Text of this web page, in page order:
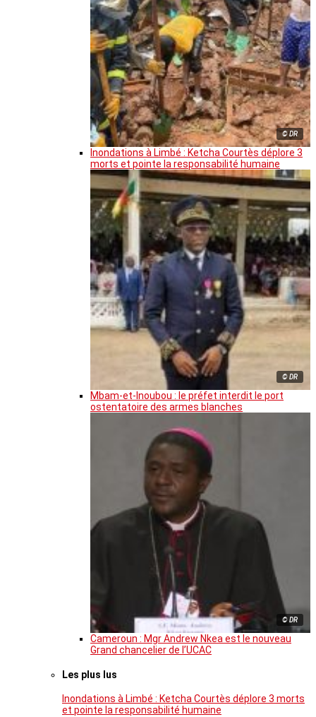
© DR
Inondations à Limbé : Ketcha Courtès déplore 3
morts et pointe la responsabilité humaine
© DR
Mbam-et-Inoubou : le préfet interdit le port
ostentatoire des armes blanches
© DR
Cameroun : Mgr Andrew Nkea est le nouveau
Grand chancelier de l’UCAC
Les plus lus
Inondations à Limbé : Ketcha Courtès déplore 3 morts
et pointe la responsabilité humaine